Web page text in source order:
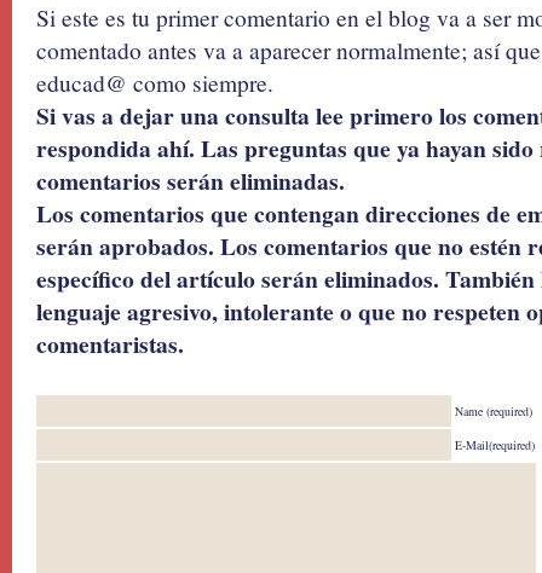
Si este es tu primer comentario en el blog va a ser
comentado antes va a aparecer normalmente; así
educad@ como siempre.
Si vas a dejar una consulta lee primero los
respondida ahí. Las preguntas que ya hayan
comentarios serán eliminadas.
Los comentarios que contengan direcciones de
serán aprobados. Los comentarios que no estén
específico del artículo serán eliminados.
lenguaje agresivo, intolerante o que no respeten
comentaristas.
Name (required)
E-Mail(required)